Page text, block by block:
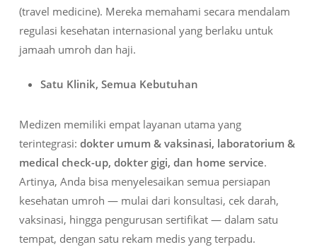
(travel medicine). Mereka memahami secara mendalam
regulasi kesehatan internasional yang berlaku untuk
jamaah umroh dan haji.
Satu Klinik, Semua Kebutuhan
Medizen memiliki empat layanan utama yang
terintegrasi: dokter umum & vaksinasi, laboratorium &
medical check-up, dokter gigi, dan home service.
Artinya, Anda bisa menyelesaikan semua persiapan
kesehatan umroh — mulai dari konsultasi, cek darah,
vaksinasi, hingga pengurusan sertifikat — dalam satu
tempat, dengan satu rekam medis yang terpadu.